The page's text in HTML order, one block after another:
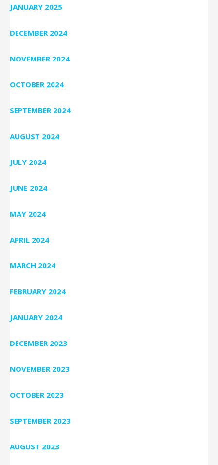
JANUARY 2025
DECEMBER 2024
NOVEMBER 2024
OCTOBER 2024
SEPTEMBER 2024
AUGUST 2024
JULY 2024
JUNE 2024
MAY 2024
APRIL 2024
MARCH 2024
FEBRUARY 2024
JANUARY 2024
DECEMBER 2023
NOVEMBER 2023
OCTOBER 2023
SEPTEMBER 2023
AUGUST 2023